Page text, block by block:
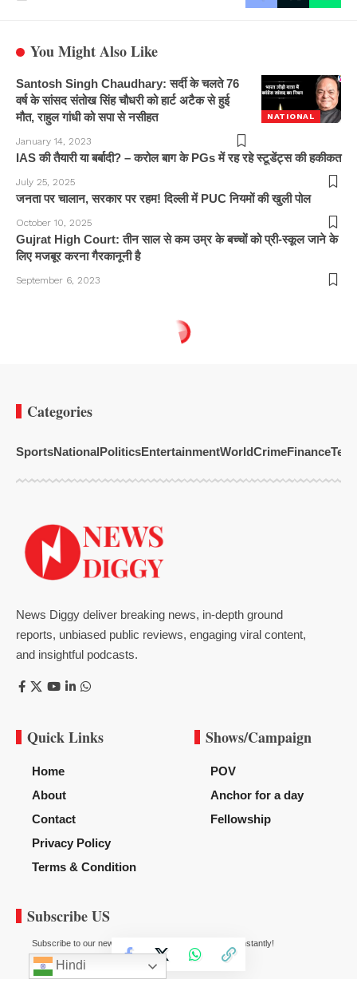
You Might Also Like
NATIONAL
Santosh Singh Chaudhary: सर्दी के चलते 76
वर्ष के सांसद संतोख सिंह चौधरी को हार्ट अटैक से हुई
मौत, राहुल गांधी को सपा से नसीहत
January 14, 2023
IAS की तैयारी या बर्बादी? – करोल बाग के PGs में रह रहे स्टूडेंट्स की हकीकत
July 25, 2025
जनता पर चालान, सरकार पर रहम! दिल्ली में PUC नियमों की खुली पोल
October 10, 2025
Gujrat High Court: तीन साल से कम उम्र के बच्चों को प्री-स्कूल जाने के
लिए मजबूर करना गैरकानूनी है
September 6, 2023
Categories
SportsNationalPoliticsEntertainmentWorldCrimeFinance
News Diggy deliver breaking news, in-depth ground
reports, unbiased public reviews, engaging viral content,
and insightful podcasts.
Quick Links
Home
About
Contact
Privacy Policy
Terms & Condition
Shows/Campaign
POV
Anchor for a day
Fellowship
Subscribe US
Subscribe to our newsletter to get our newest articles instantly!
Hindi